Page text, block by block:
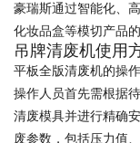
豪瑞斯通过智能化、
化妆品盒等模切产品
吊牌清废机使用
平板全版清废机的操
操作人员首先需根据
清废模具并进行精确
废参数，包括压力值